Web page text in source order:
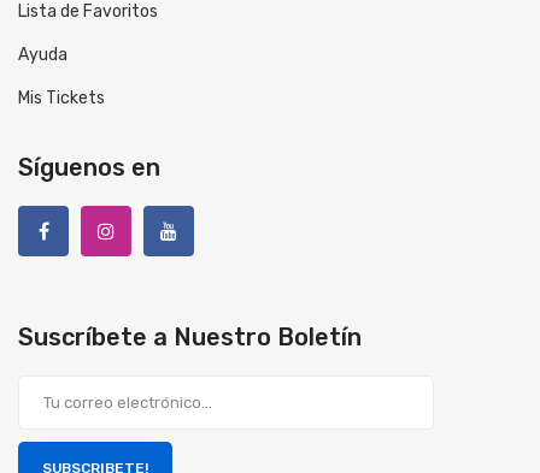
Lista de Favoritos
Ayuda
Mis Tickets
Síguenos en
Suscríbete a Nuestro Boletín
SUBSCRIBETE!